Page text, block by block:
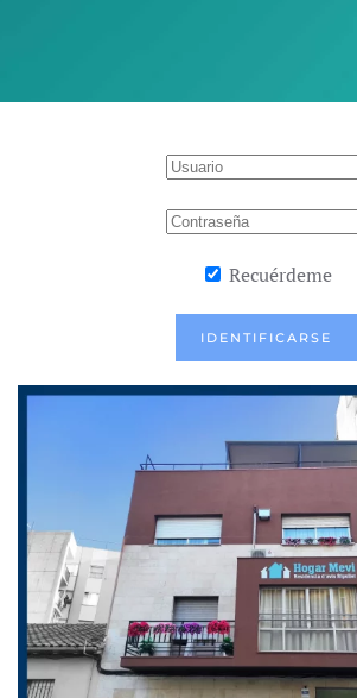
Recuérdeme
IDENTIFICARSE
ZOOM